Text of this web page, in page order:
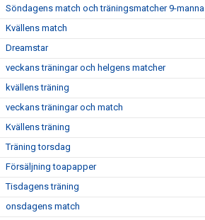
Söndagens match och träningsmatcher 9-manna
Kvällens match
Dreamstar
veckans träningar och helgens matcher
kvällens träning
veckans träningar och match
Kvällens träning
Träning torsdag
Försäljning toapapper
Tisdagens träning
onsdagens match